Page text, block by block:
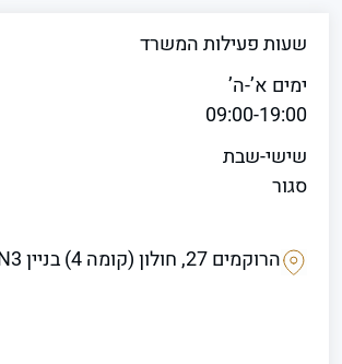
שעות פעילות המשרד
ימים א’-ה’
09:00-19:00
שישי-שבת
סגור
הרוקמים 27, חולון (קומה 4) בניין ICON3